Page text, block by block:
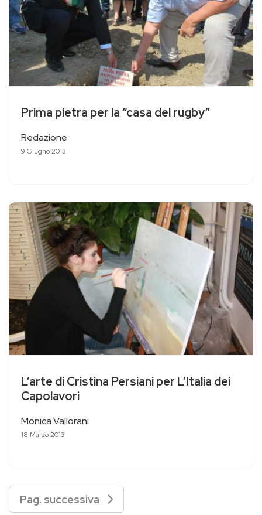
Prima pietra per la “casa del rugby”
Redazione
9 Giugno 2013
L’arte di Cristina Persiani per L’Italia dei
Capolavori
Monica Vallorani
18 Marzo 2013
Pag. successiva